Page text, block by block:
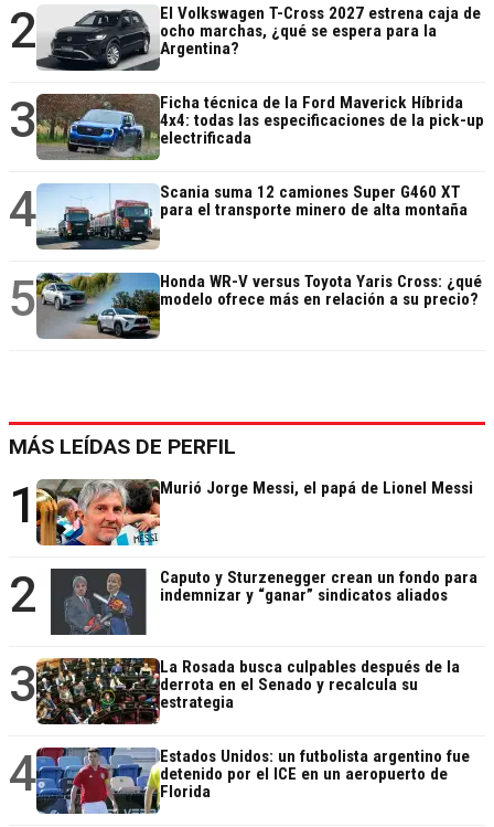
2
El Volkswagen T-Cross 2027 estrena caja de
ocho marchas, ¿qué se espera para la
Argentina?
3
Ficha técnica de la Ford Maverick Híbrida
4x4: todas las especificaciones de la pick-up
electrificada
4
Scania suma 12 camiones Super G460 XT
para el transporte minero de alta montaña
5
Honda WR-V versus Toyota Yaris Cross: ¿qué
modelo ofrece más en relación a su precio?
MÁS LEÍDAS DE PERFIL
1 Murió Jorge Messi, el papá de Lionel Messi
2
Caputo y Sturzenegger crean un fondo para
indemnizar y “ganar” sindicatos aliados
3
La Rosada busca culpables después de la
derrota en el Senado y recalcula su
estrategia
4
Estados Unidos: un futbolista argentino fue
detenido por el ICE en un aeropuerto de
Florida